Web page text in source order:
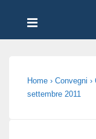
Content
Menù
Principale
Home › Convegni ›
settembre 2011